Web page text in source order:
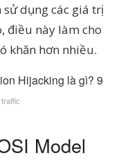
sử dụng các giá trị
điều này làm cho
khăn hơn nhiều.
Model